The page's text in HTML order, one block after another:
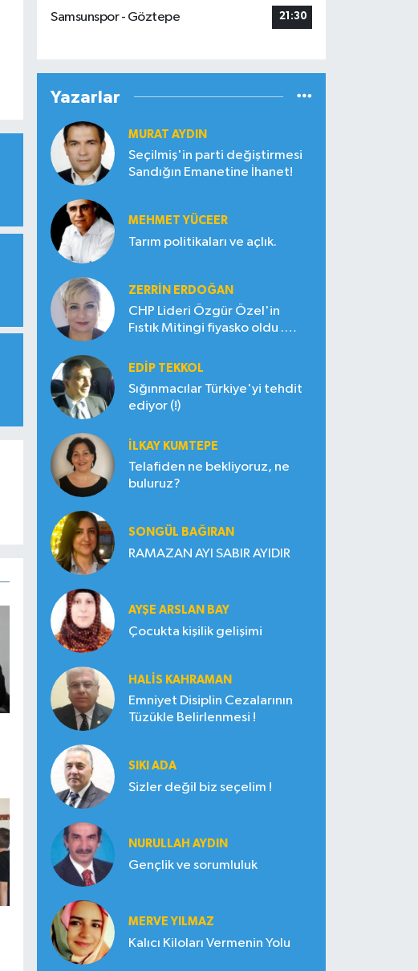
Samsunspor - Göztepe
21:30
Yazarlar
MURAT AYDIN
Seçilmiş'in parti değiştirmesi
Sandığın Emanetine İhanet!
MEHMET YÜCEER
Tarım politikaları ve açlık.
ZERRIN ERDOĞAN
CHP Lideri Özgür Özel'in
Fıstık Mitingi fiyasko oldu .
EDIP TEKKOL
Sığınmacılar Türkiye'yi tehdit
ediyor (!)
İLKAY KUMTEPE
Telafiden ne bekliyoruz, ne
buluruz?
SONGÜL BAĞIRAN
RAMAZAN AYI SABIR AYIDIR
AYŞE ARSLAN BAY
Çocukta kişilik gelişimi
HALIS KAHRAMAN
Emniyet Disiplin Cezalarının
Tüzükle Belirlenmesi !
SIKI ADA
Sizler değil biz seçelim !
NURULLAH AYDIN
Gençlik ve sorumluluk
MERVE YILMAZ
Kalıcı Kiloları Vermenin Yolu